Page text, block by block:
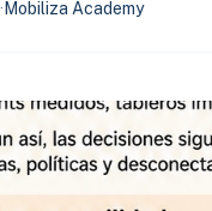
· Mobiliza Academy